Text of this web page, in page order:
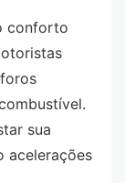
conforto
sua
acelerações